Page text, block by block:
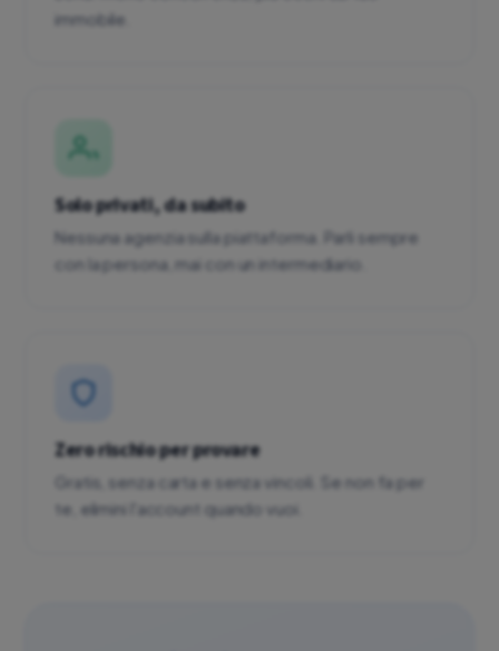
immobile.
Solo privati, da subito
Nessuna agenzia sulla piattaforma. Parli sempre
con la persona, mai con un intermediario.
Zero rischio per provare
Gratis, senza carta e senza vincoli. Se non fa per
te, elimini l'account quando vuoi.